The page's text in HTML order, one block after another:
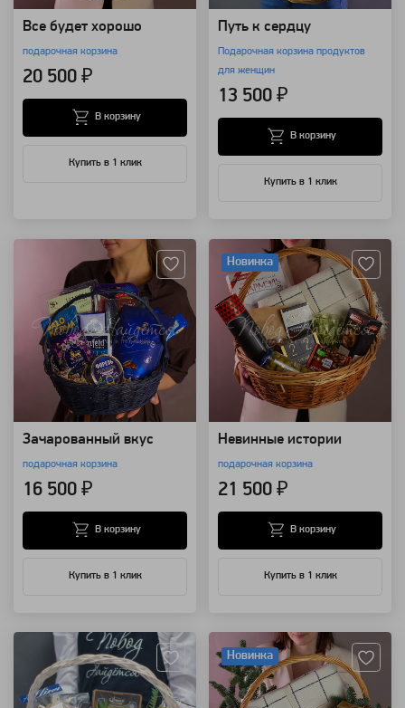
Все будет хорошо
подарочная корзина
20 500 ₽
Купить в 1 клик
В корзину
Путь к сердцу
Подарочная корзина продуктов
для женщин
13 500 ₽
Купить в 1 клик
В корзину
Зачарованный вкус
подарочная корзина
16 500 ₽
Купить в 1 клик
В корзину
Новинка
Невинные истории
подарочная корзина
21 500 ₽
Купить в 1 клик
В корзину
Новинка